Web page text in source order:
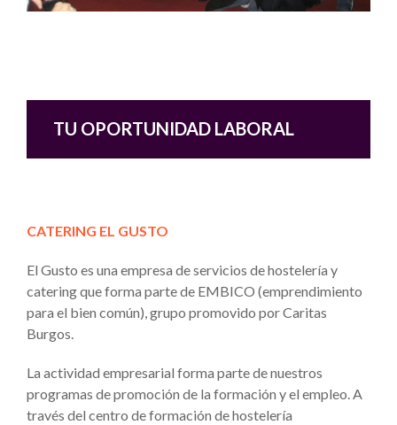
TU OPORTUNIDAD LABORAL
CATERING EL GUSTO
El Gusto es una empresa de servicios de hostelería y
catering que forma parte de EMBICO (emprendimiento
para el bien común), grupo promovido por Caritas
Burgos.
La actividad empresarial forma parte de nuestros
programas de promoción de la formación y el empleo. A
través del centro de formación de hostelería